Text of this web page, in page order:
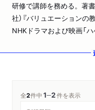
研修で講師を務める。著書
社）『バリュエーションの
NHKドラマおよび映画「ハ
全2件中1─2件を表示